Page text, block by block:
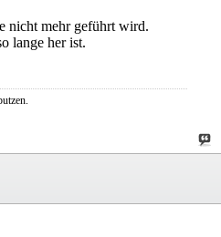
nicht mehr geführt wird.
lange her ist.